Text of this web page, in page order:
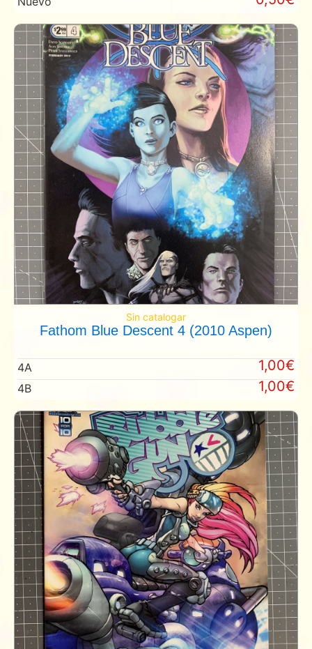
Sin catalogar
Fathom Blue Descent 4 (2010 Aspen)
4A 1,00€
4B 1,00€